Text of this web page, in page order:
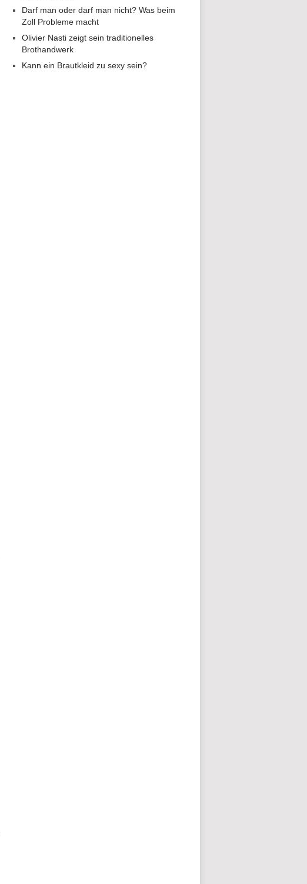
Darf man oder darf man nicht? Was beim
Zoll Probleme macht
Olivier Nasti zeigt sein traditionelles
Brothandwerk
Kann ein Brautkleid zu sexy sein?